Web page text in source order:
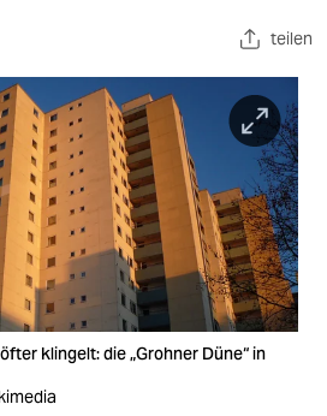
teilen
klingelt: die „Grohner Düne“ in